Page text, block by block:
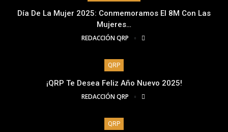
Día De La Mujer 2025: Conmemoramos El 8M Con Las
Mujeres…
REDACCIÓN QRP
QRP
¡QRP Te Desea Feliz Año Nuevo 2025!
REDACCIÓN QRP
QRP